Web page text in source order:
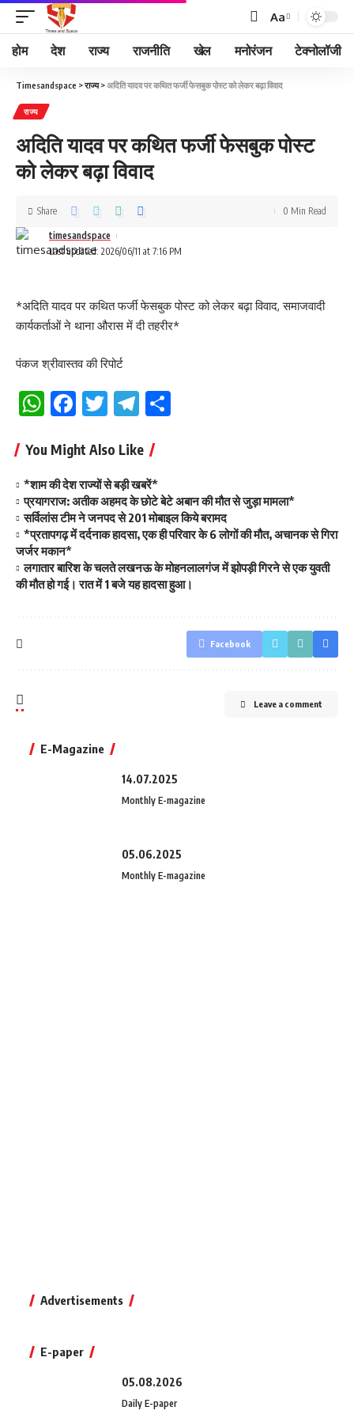
Aa
होम देश राज्य राजनीति खेल मनोरंजन टेक्नोलॉजी
Timesandspace >राज्य>अदिति यादव पर कथित फर्जी फेसबुक पोस्ट को लेकर बढ़ा विवाद
राज्य
अदिति यादव पर कथित फर्जी फेसबुक पोस्ट
को लेकर बढ़ा विवाद
Last updated: 2026/06/11 at 7:16 PM
timesandspace
Share 0 Min Read
*अदिति यादव पर कथित फर्जी फेसबुक पोस्ट को लेकर बढ़ा विवाद, समाजवादी
कार्यकर्ताओं ने थाना औरास में दी तहरीर*
पंकज श्रीवास्तव की रिपोर्ट
WhatsApp
Facebook
TwitterTelegram
You Might Also Like
*शाम की देश राज्यों से बड़ी खबरें*
प्रयागराज: अतीक अहमद के छोटे बेटे अबान की मौत से जुड़ा मामला*
सर्विलांस टीम ने जनपद से 201 मोबाइल किये बरामद
*प्रतापगढ़ में दर्दनाक हादसा, एक ही परिवार के 6 लोगों की मौत, अचानक से गिरा
जर्जर मकान*
लगातार बारिश के चलते लखनऊ के मोहनलालगंज में झोपड़ी गिरने से एक युवती
की मौत हो गई। रात में 1 बजे यह हादसा हुआ।
Facebook
Leave a comment
E-Magazine
14.07.2025
Monthly E-magazine
05.06.2025
Monthly E-magazine
Advertisements
E-paper
05.08.2026
Daily E-paper